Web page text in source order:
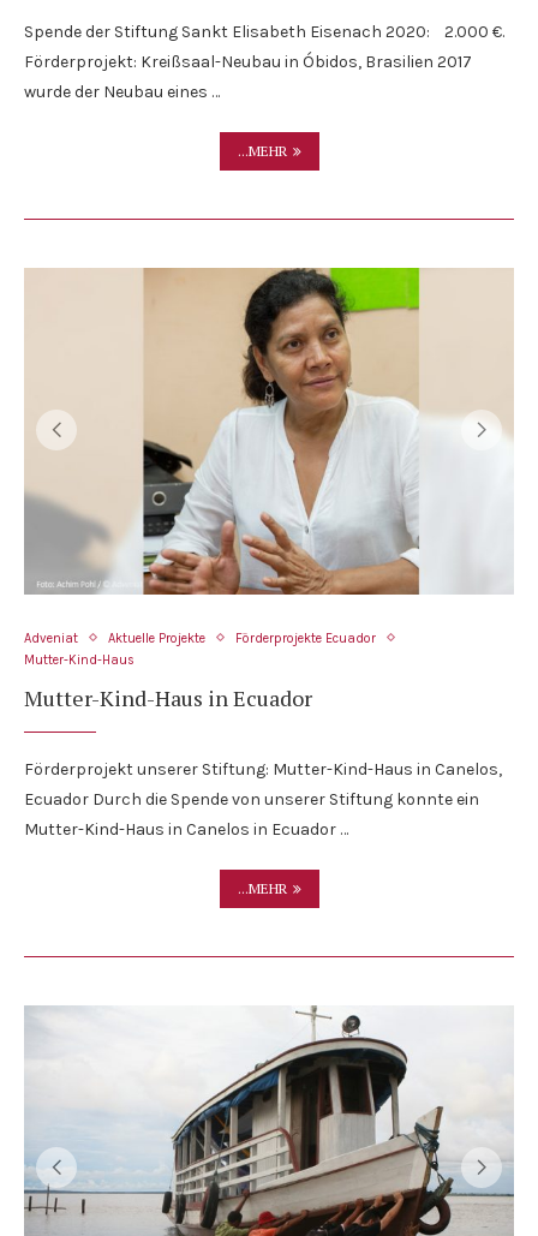
Spende der Stiftung Sankt Elisabeth Eisenach 2020: 2.000 €.
Förderprojekt: Kreißsaal-Neubau in Óbidos, Brasilien 2017
wurde der Neubau eines …
...MEHR
Adveniat Aktuelle Projekte
Förderprojekte Ecuador
Mutter-Kind-Haus
Mutter-Kind-Haus in Ecuador
Förderprojekt unserer Stiftung: Mutter-Kind-Haus in Canelos,
Ecuador Durch die Spende von unserer Stiftung konnte ein
Mutter-Kind-Haus in Canelos in Ecuador …
...MEHR